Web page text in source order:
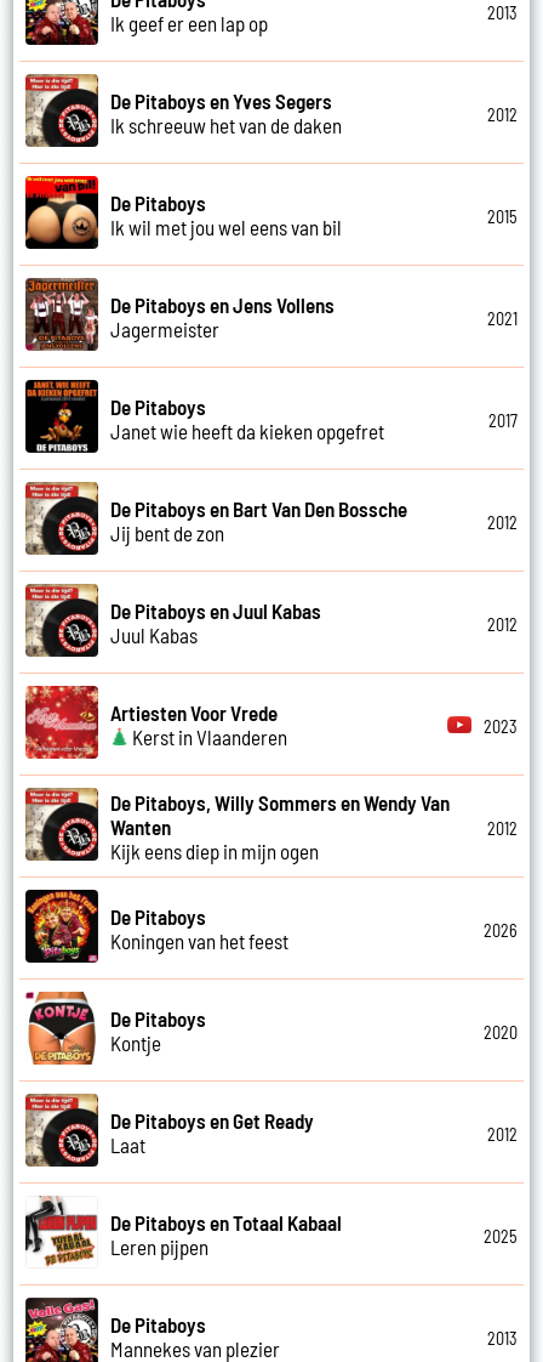
Ik geef er een lap op
2013
De Pitaboys en Yves Segers
Ik schreeuw het van de daken
2012
De Pitaboys
Ik wil met jou wel eens van bil
2015
De Pitaboys en Jens Vollens
Jagermeister
2021
De Pitaboys
Janet wie heeft da kieken opgefret
2017
De Pitaboys en Bart Van Den Bossche
Jij bent de zon
2012
De Pitaboys en Juul Kabas
Juul Kabas
2012
Artiesten Voor Vrede
Kerst in Vlaanderen
2023
De Pitaboys, Willy Sommers en Wendy Van
Wanten
Kijk eens diep in mijn ogen
2012
De Pitaboys
Koningen van het feest
2026
De Pitaboys
Kontje
2020
De Pitaboys en Get Ready
Laat
2012
De Pitaboys en Totaal Kabaal
Leren pijpen
2025
De Pitaboys
Mannekes van plezier
2013